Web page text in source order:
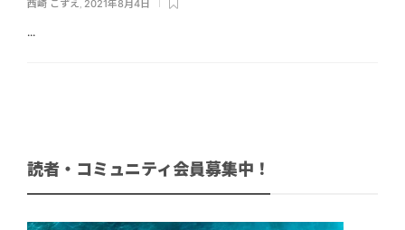
西崎 こずえ, 2021年8月4日
...
読者・コミュニティ会員募集中！